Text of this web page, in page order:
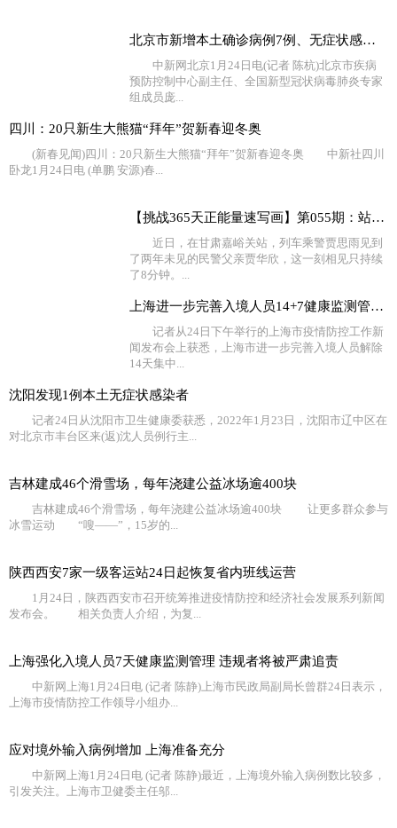
北京市新增本土确诊病例7例、无症状感染者2例
中新网北京1月24日电(记者 陈杭)北京市疾病
预防控制中心副主任、全国新型冠状病毒肺炎专家
组成员庞...
四川：20只新生大熊猫“拜年”贺新春迎冬奥
(新春见闻)四川：20只新生大熊猫“拜年”贺新春迎冬奥 中新社四川
卧龙1月24日电 (单鹏 安源)春...
【挑战365天正能量速写画】第055期：站台相聚的8分钟她等
近日，在甘肃嘉峪关站，列车乘警贾思雨见到
了两年未见的民警父亲贾华欣，这一刻相见只持续
了8分钟。...
上海进一步完善入境人员14+7健康监测管理服务
记者从24日下午举行的上海市疫情防控工作新
闻发布会上获悉，上海市进一步完善入境人员解除
14天集中...
沈阳发现1例本土无症状感染者
记者24日从沈阳市卫生健康委获悉，2022年1月23日，沈阳市辽中区在
对北京市丰台区来(返)沈人员例行主...
吉林建成46个滑雪场，每年浇建公益冰场逾400块
吉林建成46个滑雪场，每年浇建公益冰场逾400块 让更多群众参与
冰雪运动 “嗖——”，15岁的...
陕西西安7家一级客运站24日起恢复省内班线运营
1月24日，陕西西安市召开统筹推进疫情防控和经济社会发展系列新闻
发布会。 相关负责人介绍，为复...
上海强化入境人员7天健康监测管理 违规者将被严肃追责
中新网上海1月24日电 (记者 陈静)上海市民政局副局长曾群24日表示，
上海市疫情防控工作领导小组办...
应对境外输入病例增加 上海准备充分
中新网上海1月24日电 (记者 陈静)最近，上海境外输入病例数比较多，
引发关注。上海市卫健委主任邬...